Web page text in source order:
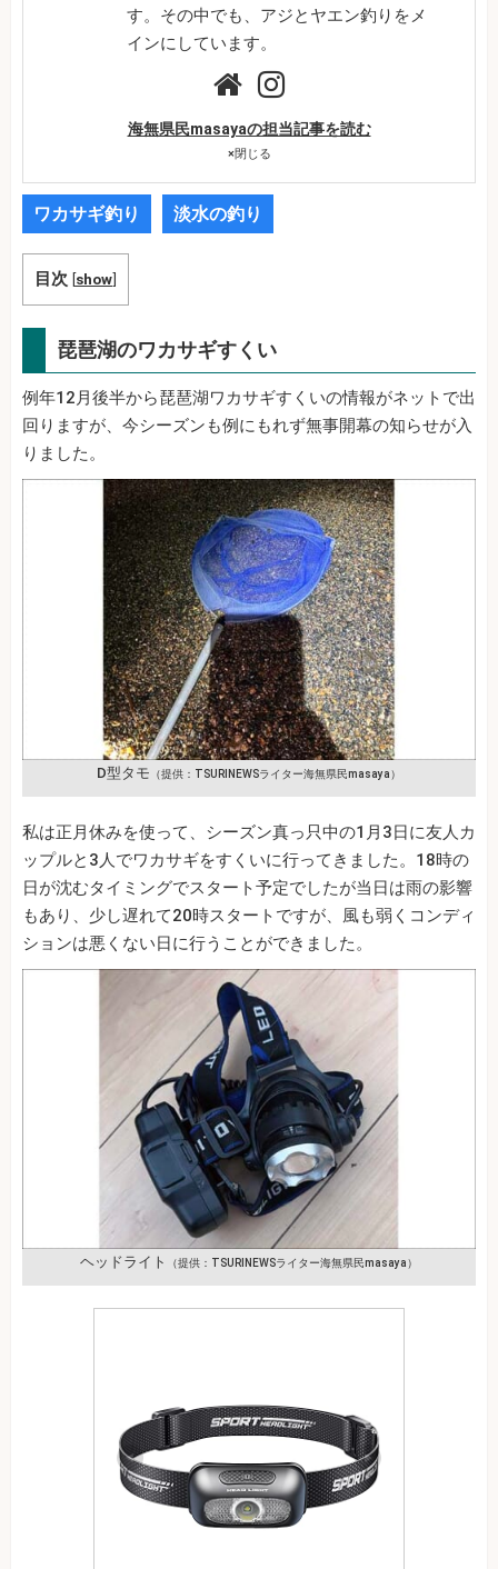
す。その中でも、アジとヤエン釣りをメ
インにしています。
海無県民masayaの担当記事を読む
×閉じる
ワカサギ釣り 淡水の釣り
目次 [show]
琵琶湖のワカサギすくい
例年12月後半から琵琶湖ワカサギすくいの情報がネットで出
回りますが、今シーズンも例にもれず無事開幕の知らせが入
りました。
D型タモ （提供：TSURINEWSライター海無県民masaya）
私は正月休みを使って、シーズン真っ只中の1月3日に友人カ
ップルと3人でワカサギをすくいに行ってきました。18時の
日が沈むタイミングでスタート予定でしたが当日は雨の影響
もあり、少し遅れて20時スタートですが、風も弱くコンディ
ションは悪くない日に行うことができました。
ヘッドライト （提供：TSURINEWSライター海無県民masaya）